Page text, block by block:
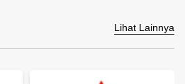
Lihat Lainnya